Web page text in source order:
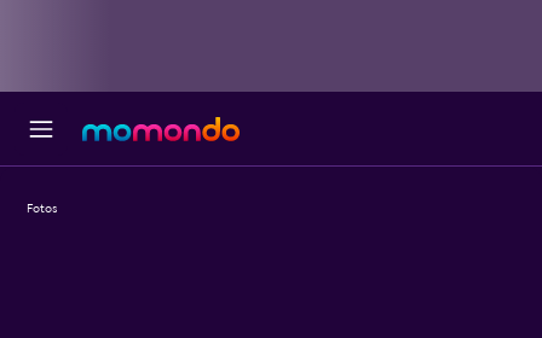
Fotos